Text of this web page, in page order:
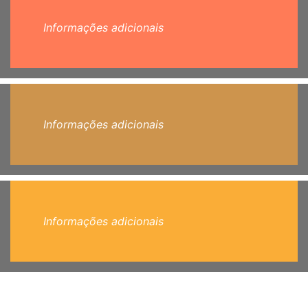
Informações adicionais
Informações adicionais
Informações adicionais